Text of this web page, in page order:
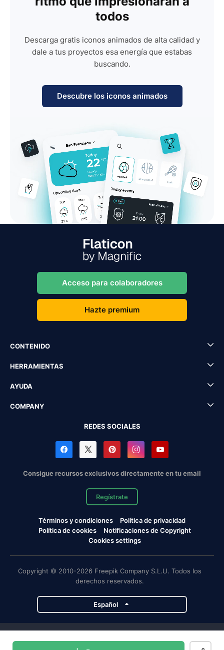
todos
Descarga gratis iconos animados de alta calidad y
dale a tus proyectos esa energía que estabas
buscando.
Descubre los iconos animados
Acceso para colaboradores
Hazte premium
CONTENIDO
HERRAMIENTAS
AYUDA
COMPANY
REDES SOCIALES
Consigue recursos exclusivos directamente en tu email
Regístrate
Términos y condiciones
Política de privacidad
Política de cookies
Notificaciones de Copyright
Cookies settings
Copyright © 2010-2026 Freepik Company S.L.U. Todos los
derechos reservados.
Español